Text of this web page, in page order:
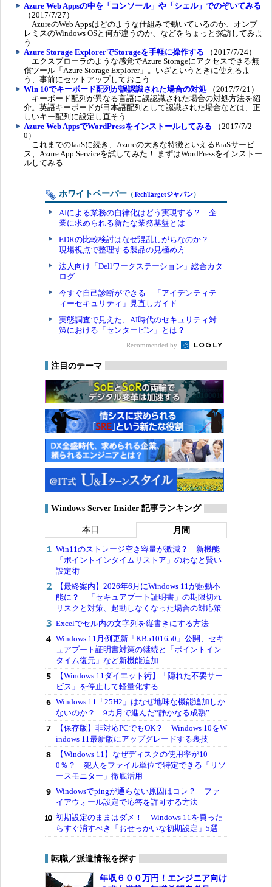
Azure Web Appsの中を「コンソール」や「シェル」でのぞいてみる
（2017/7/27）
AzureのWeb Appsはどのような仕組みで動いているのか、オンプ
レミスのWindows OSと何が違うのか、などをちょっと探訪してみよ
う
Azure Storage ExplorerでStorageを手軽に操作する （2017/7/24）
エクスプローラのような感覚でAzure Storageにアクセスできる無
償ツール「Azure Storage Explorer」。いざというときに使えるよ
う、事前にセットアップしておこう
Win 10でキーボード配列が誤認識された場合の対処 （2017/7/21）
キーボード配列が異なる言語に誤認識された場合の対処方法を紹
介。英語キーボードが日本語配列として認識された場合などは、正
しいキー配列に設定し直そう
Azure Web AppsでWordPressをインストールしてみる （2017/7/2
0）
これまでのIaaSに続き、Azureの大きな特徴といえるPaaSサービ
ス、Azure App Serviceを試してみた！ まずはWordPressをインストー
ルしてみる
ホワイトペーパー （TechTargetジャパン）
AIによる業務の自律化はどう実現する？ 企
業に求められる新たな業務基盤とは
EDRの比較検討はなぜ混乱しがちなのか？
現場視点で整理する製品の見極め方
法人向け「Dellワークステーション」総合カタ
ログ
今すぐ自己診断ができる 「アイデンティテ
ィーセキュリティ」見直しガイド
実態調査で見えた、AI時代のセキュリティ対
策における「センターピン」とは？
Recommended by
注目のテーマ
Windows Server Insider 記事ランキング
本日 月間
Win11のストレージ空き容量が激減？ 新機能
「ポイントインタイムリストア」のわなと賢い
設定術
【最終案内】2026年6月にWindows 11が起動不
能に？ 「セキュアブート証明書」の期限切れ
リスクと対策、起動しなくなった場合の対応策
Excelでセル内の文字列を縦書きにする方法
Windows 11月例更新「KB5101650」公開、セキ
ュアブート証明書対策の継続と「ポイントイン
タイム復元」など新機能追加
【Windows 11ダイエット術】「隠れた不要サー
ビス」を停止して軽量化する
Windows 11「25H2」はなぜ地味な機能追加しか
ないのか？ 9カ月で進んだ“静かなる成熟”
【保存版】非対応PCでもOK？ Windows 10をW
indows 11最新版にアップグレードする裏技
【Windows 11】なぜディスクの使用率が10
0％？ 犯人をファイル単位で特定できる「リソ
ースモニター」徹底活用
Windowsでpingが通らない原因はコレ？ ファ
イアウォール設定で応答を許可する方法
初期設定のままはダメ！ Windows 11を買った
らすぐ消すべき「おせっかいな初期設定」5選
転職／派遣情報を探す
年収６００万円！エンジニア向け